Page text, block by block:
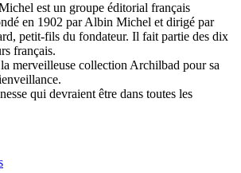
est un groupe éditorial français
en 1902 par Albin Michel et dirigé par
petit-fils du fondateur. Il fait partie des dix
français.
merveilleuse collection Archilbad pour sa
qui devraient être dans toutes les